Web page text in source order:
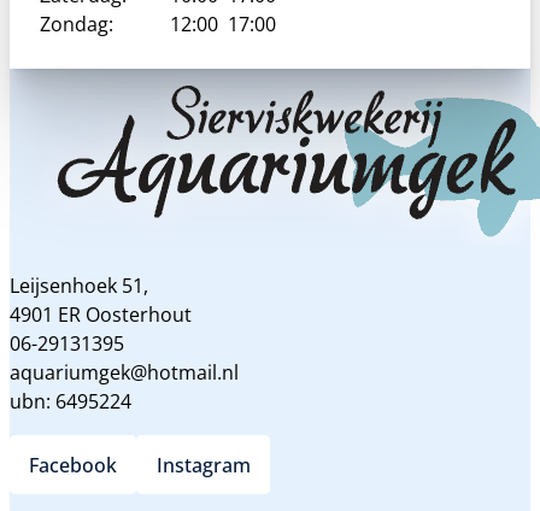
Leijsenhoek 51,
4901 ER Oosterhout
06-29131395
aquariumgek@hotmail.nl
ubn: 6495224
Facebook Instagram
Zondag:
12:00 17:00